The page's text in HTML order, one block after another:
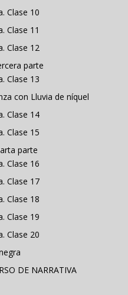
Clase 10
Clase 11
Clase 12
parte
Clase 13
con Lluvia de níquel
Clase 14
Clase 15
parte
Clase 16
Clase 17
Clase 18
Clase 19
Clase 20
DE NARRATIVA